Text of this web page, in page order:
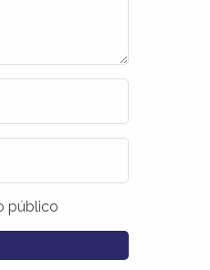
público